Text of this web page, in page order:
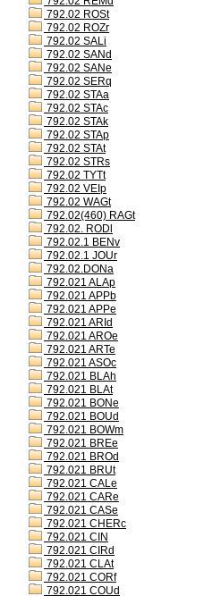
792.02 ROSt
792.02 ROZr
792.02 SALi
792.02 SANd
792.02 SANe
792.02 SERq
792.02 STAa
792.02 STAc
792.02 STAk
792.02 STAp
792.02 STAt
792.02 STRs
792.02 TYTt
792.02 VEIp
792.02 WAGt
792.02(460) RAGt
792.02. RODl
792.02.1 BENv
792.02.1 JOUr
792.02.DONa
792.021 ALAp
792.021 APPb
792.021 APPe
792.021 ARId
792.021 AROe
792.021 ARTe
792.021 ASOc
792.021 BLAh
792.021 BLAt
792.021 BONe
792.021 BOUd
792.021 BOWm
792.021 BREe
792.021 BROd
792.021 BRUt
792.021 CALe
792.021 CARe
792.021 CASe
792.021 CHERc
792.021 CIN
792.021 CIRd
792.021 CLAt
792.021 CORf
792.021 COUd